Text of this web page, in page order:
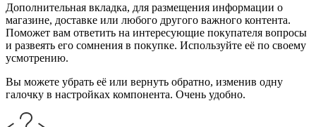
Дополнительная вкладка, для размещения информации о
магазине, доставке или любого другого важного контента.
Поможет вам ответить на интересующие покупателя вопросы
и развеять его сомнения в покупке. Используйте её по своему
усмотрению.
Вы можете убрать её или вернуть обратно, изменив одну
галочку в настройках компонента. Очень удобно.